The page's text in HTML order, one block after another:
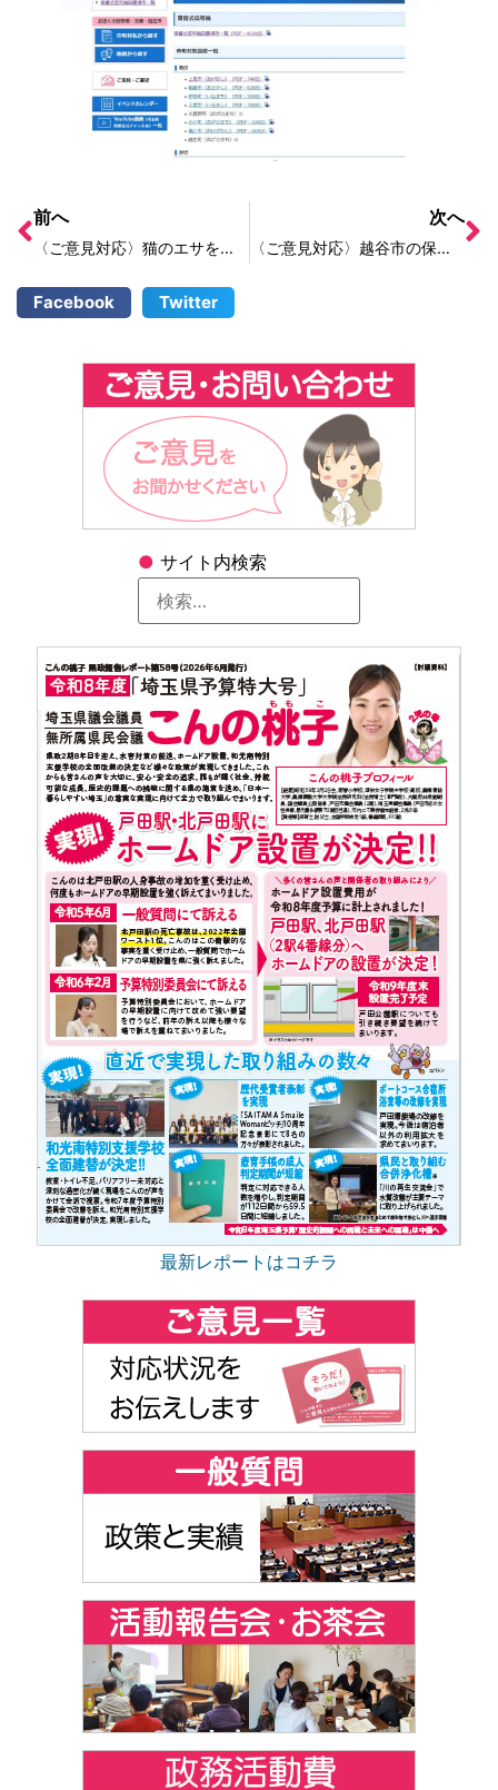
● サイト内検索
最新レポートはコチラ
前へ
〈ご意見対応〉猫のエサを寄付したい
次へ
〈ご意見対応〉越谷市の保育園の現状について
Facebook Twitter